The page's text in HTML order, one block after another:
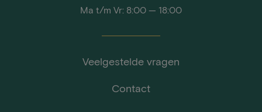
Ma t/m Vr: 8:00 — 18:00
Veelgestelde vragen
Contact